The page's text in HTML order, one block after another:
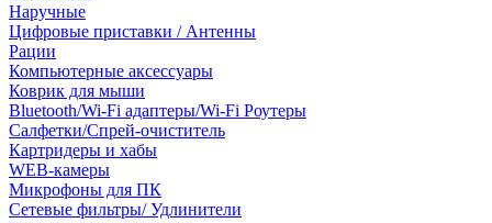
Наручные
Цифровые приставки / Антенны
Рации
Компьютерные аксессуары
Коврик для мыши
Bluetooth/Wi-Fi адаптеры/Wi-Fi Роутеры
Салфетки/Спрей-очиститель
Картридеры и хабы
WEB-камеры
Микрофоны для ПК
Сетевые фильтры/ Удлинители